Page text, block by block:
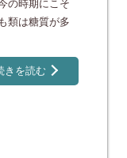
の時期にこそ
類は糖質が多
きを読む